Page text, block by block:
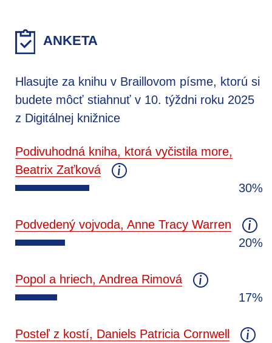
ANKETA
Hlasujte za knihu v Braillovom písme, ktorú si
budete môcť stiahnuť v 10. týždni roku 2025
z Digitálnej knižnice
Podivuhodná kniha, ktorá vyčistila more,
Beatrix Zaťková
30%
Podvedený vojvoda, Anne Tracy Warren
20%
Popol a hriech, Andrea Rimová
17%
Posteľ z kostí, Daniels Patricia Cornwell